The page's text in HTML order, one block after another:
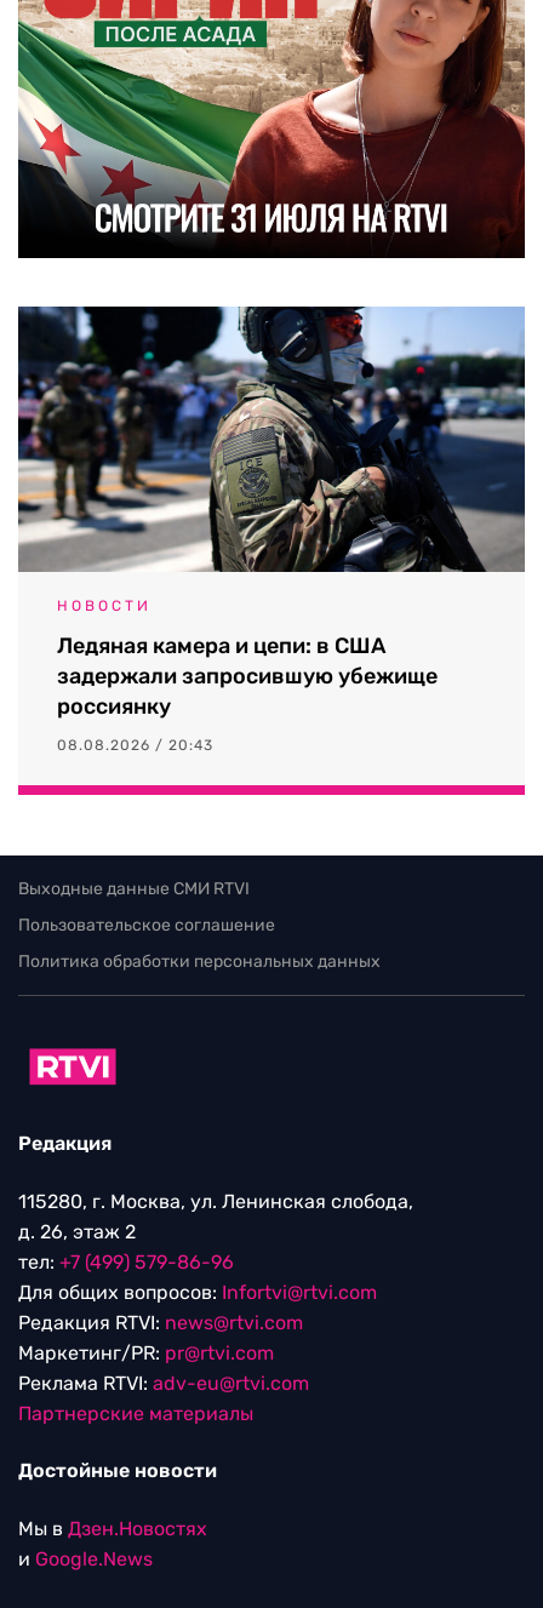
НОВОСТИ
Ледяная камера и цепи: в США
задержали запросившую убежище
россиянку
08.08.2026 / 20:43
Выходные данные СМИ RTVI
Пользовательское соглашение
Политика обработки персональных данных
Редакция
115280, г. Москва, ул. Ленинская слобода,
д. 26, этаж 2
тел: +7 (499) 579-86-96
Для общих вопросов: Infortvi@rtvi.com
Редакция RTVI: news@rtvi.com
Маркетинг/PR: pr@rtvi.com
Реклама RTVI: adv-eu@rtvi.com
Партнерские материалы
Достойные новости
Мы в Дзен.Новостях
и Google.News